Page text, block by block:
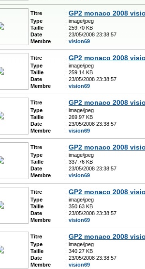
Titre : GP2 monaco 2008
Type : image/jpeg
Taille
: 259.70 KB
Date
: 23/05/2008 23:38:57
Membre
: vision69
Titre : GP2 monaco 2008
Type : image/jpeg
Taille
: 259.14 KB
Date
: 23/05/2008 23:38:57
Membre
: vision69
Titre : GP2 monaco 2008
Type : image/jpeg
Taille
: 269.97 KB
Date
: 23/05/2008 23:38:57
Membre
: vision69
Titre : GP2 monaco 2008
Type : image/jpeg
Taille
: 337.76 KB
Date
: 23/05/2008 23:38:57
Membre
: vision69
Titre : GP2 monaco 2008
Type : image/jpeg
Taille
: 350.63 KB
Date
: 23/05/2008 23:38:57
Membre
: vision69
Titre : GP2 monaco 2008
Type : image/jpeg
Taille
: 340.27 KB
Date
: 23/05/2008 23:38:57
Membre
: vision69